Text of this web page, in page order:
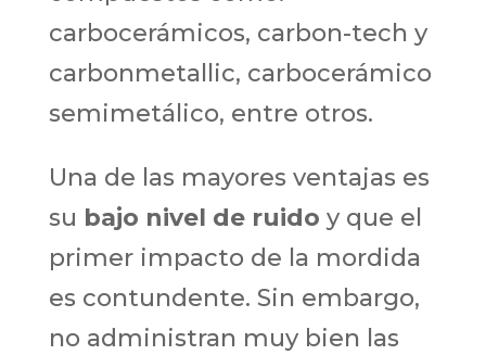
carbocerámicos, carbon-tech y
carbonmetallic, carbocerámico
semimetálico, entre otros.
Una de las mayores ventajas es
su bajo nivel de ruido y que el
primer impacto de la mordida
es contundente. Sin embargo,
no administran muy bien las